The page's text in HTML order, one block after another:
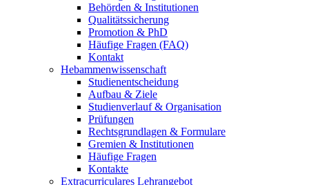
Behörden & Institutionen
Qualitätssicherung
Promotion & PhD
Häufige Fragen (FAQ)
Kontakt
Hebammenwissenschaft
Studienentscheidung
Aufbau & Ziele
Studienverlauf & Organisation
Prüfungen
Rechtsgrundlagen & Formulare
Gremien & Institutionen
Häufige Fragen
Kontakte
Extracurriculares Lehrangebot